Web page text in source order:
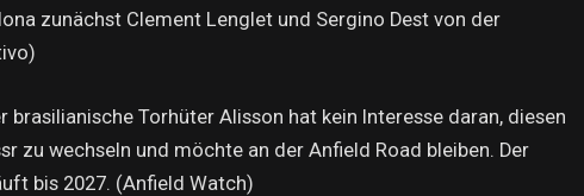
zunächst Clement Lenglet und Sergino Dest von der
brasilianische Torhüter Alisson hat kein Interesse daran, diesen
zu wechseln und möchte an der Anfield Road bleiben. Der
bis 2027. (Anfield Watch)